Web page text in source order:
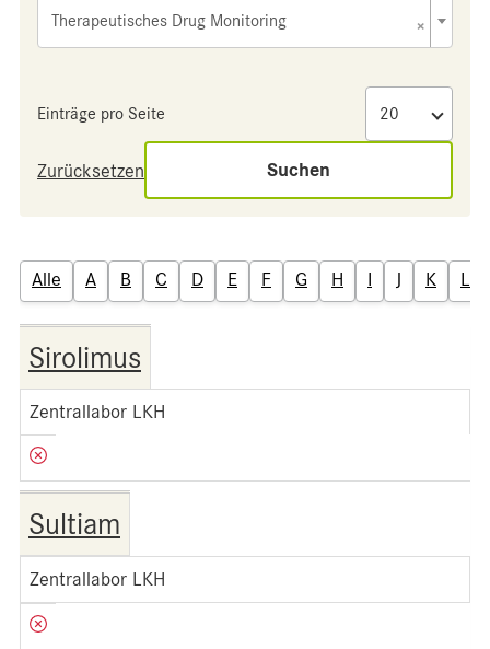
×
Therapeutisches Drug Monitoring
Einträge pro Seite
Zurücksetzen Suchen
Alle A B C D E F G H I J K L
Sirolimus
Zentrallabor LKH
Sultiam
Zentrallabor LKH